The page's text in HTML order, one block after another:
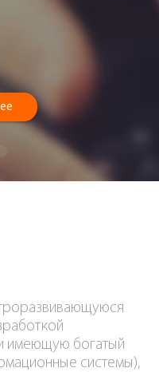
имеющую богатый
системы),